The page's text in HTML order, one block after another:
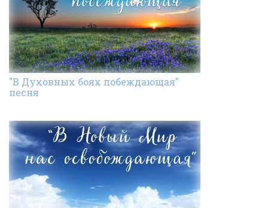
"В Духовных боях побеждающая"
песня